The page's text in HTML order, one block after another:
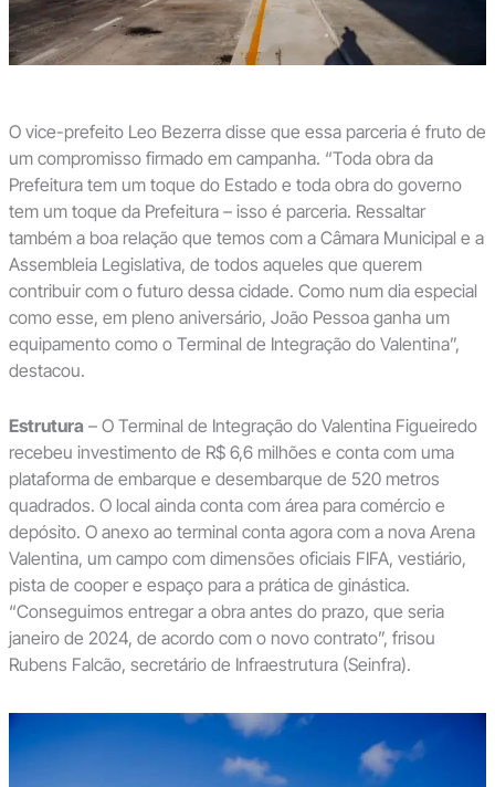
O vice-prefeito Leo Bezerra disse que essa parceria é fruto de
um compromisso firmado em campanha. “Toda obra da
Prefeitura tem um toque do Estado e toda obra do governo
tem um toque da Prefeitura – isso é parceria. Ressaltar
também a boa relação que temos com a Câmara Municipal e a
Assembleia Legislativa, de todos aqueles que querem
contribuir com o futuro dessa cidade. Como num dia especial
como esse, em pleno aniversário, João Pessoa ganha um
equipamento como o Terminal de Integração do Valentina”,
destacou.
Estrutura – O Terminal de Integração do Valentina Figueiredo
recebeu investimento de R$ 6,6 milhões e conta com uma
plataforma de embarque e desembarque de 520 metros
quadrados. O local ainda conta com área para comércio e
depósito. O anexo ao terminal conta agora com a nova Arena
Valentina, um campo com dimensões oficiais FIFA, vestiário,
pista de cooper e espaço para a prática de ginástica.
“Conseguimos entregar a obra antes do prazo, que seria
janeiro de 2024, de acordo com o novo contrato”, frisou
Rubens Falcão, secretário de Infraestrutura (Seinfra).